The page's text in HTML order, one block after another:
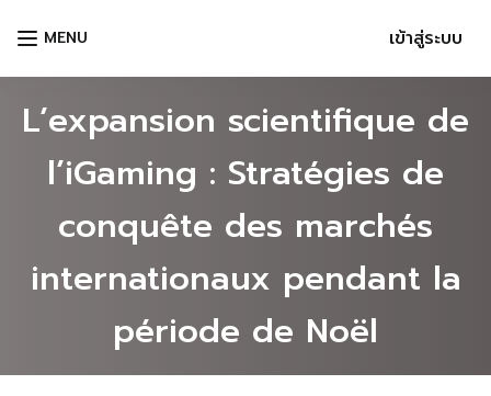
to
content
MENU เข้าสู่ระบบ
L’expansion scientifique de
l’iGaming : Stratégies de
conquête des marchés
internationaux pendant la
période de Noël